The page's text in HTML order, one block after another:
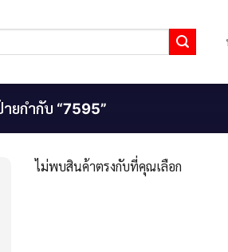
ยกำกับ “7595”
ไม่พบสินค้าตรงกับที่คุณเลือก